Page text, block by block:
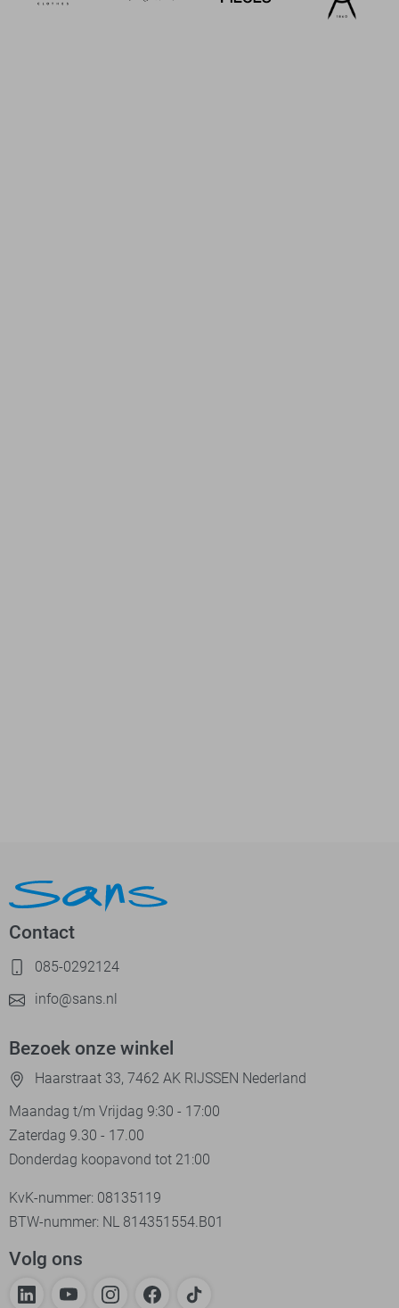
Contact
085-0292124
info@sans.nl
Bezoek onze winkel
Haarstraat 33, 7462 AK RIJSSEN Nederland
Maandag t/m Vrijdag 9:30 - 17:00
Zaterdag 9.30 - 17.00
Donderdag koopavond tot 21:00
KvK-nummer: 08135119
BTW-nummer: NL 814351554.B01
Volg ons